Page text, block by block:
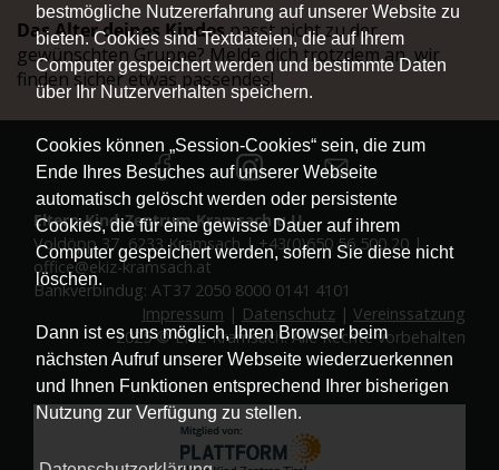
bestmögliche Nutzererfahrung auf unserer Website zu
bieten. Cookies sind Textdateien, die auf Ihrem
Computer gespeichert werden und bestimmte Daten
über Ihr Nutzerverhalten speichern.
Cookies können „Session-Cookies“ sein, die zum
Ende Ihres Besuches auf unserer Webseite
automatisch gelöscht werden oder persistente
Cookies, die für eine gewisse Dauer auf ihrem
Computer gespeichert werden, sofern Sie diese nicht
löschen.
Dann ist es uns möglich, Ihren Browser beim
nächsten Aufruf unserer Webseite wiederzuerkennen
und Ihnen Funktionen entsprechend Ihrer bisherigen
Nutzung zur Verfügung zu stellen.
Das Alter deines Kindespasst nicht zu der
gewünschten Gruppe? Melde dich trotzdem an, wir
finden sicher etwas passendes!
Eltern-Kind-Zentrum Kramsach u.U.
Voldöpp 37, 6233 Kramsach | +43(0)650 56 500 20 |
office@ekiz-kramsach.at
Bankverbindug: AT37 2050 8000 0141 4101
Impressum | Datenschutz | Vereinssatzung
2025 © EKiZ Kramsach. Alle Rechte vorbehalten